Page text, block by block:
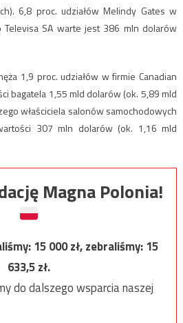
6,8 proc. udziałów Melindy Gates w
Televisa SA warte jest 386 mln dolarów
1,9 proc. udziałów w firmie Canadian
bagatela 1,55 mld dolarów (ok. 5,89 mld
właściciela salonów samochodowych
307 mln dolarów (ok. 1,16 mld
Magna Polonia!
15 000zł, zebraliśmy:15
633,5zł.
do dalszego wsparcia naszej